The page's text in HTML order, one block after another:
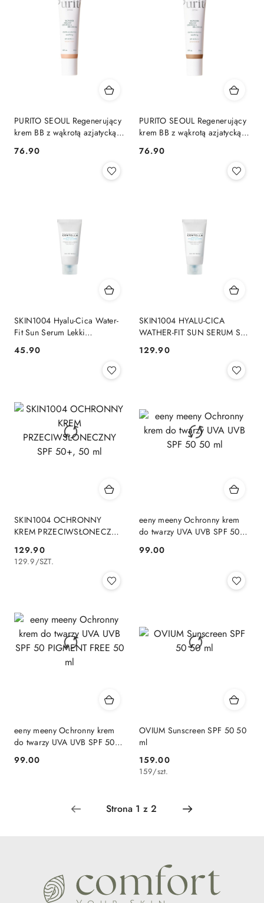
PURITO SEOUL Regenerujący
krem BB z wąkrotą azjatycką
IVORY
Cena:
76.90
PURITO SEOUL Regenerujący
krem BB z wąkrotą azjatycką
BEIGE
Cena:
76.90
SKIN1004 Hyalu-Cica Water-
Fit Sun Serum Lekki
przeciwsłoneczny SPF 50+
Cena:
45.90
SKIN1004 HYALU-CICA
WATHER-FIT SUN SERUM SPF
Cena:
129.90
SKIN1004 OCHRONNY
KREM PRZECIWSŁONECZNY
Cena:
129.90
129.9/SZT.
eeny meeny Ochronny krem
do twarzy UVA UVB SPF 50
Cena:
99.00
eeny meeny Ochronny krem
do twarzy UVA UVB SPF 50
Cena:
99.00
OVIUM Sunscreen SPF 50 50
ml
Cena:
159.00
159/szt.